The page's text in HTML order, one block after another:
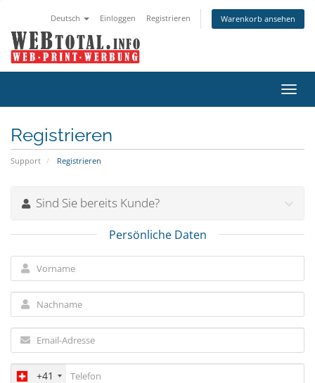
Deutsch Einloggen Registrieren Warenkorb ansehen
ein-/
Registrieren
Support Registrieren
Sind Sie bereits Kunde?
Persönliche Daten
+41